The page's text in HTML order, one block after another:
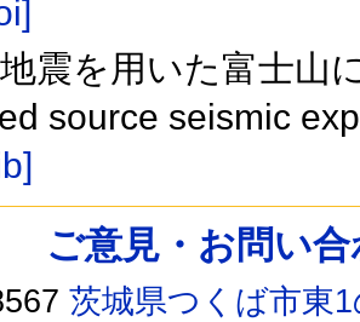
震を用いた富士山
source seismic
ご意見・お問い
茨城県つくば市東